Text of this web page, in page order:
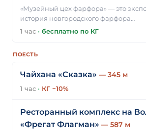
«Музейный цех фарфора» — это
история новгородского фарфора…
1 час · бесплатно по КГ
ПОЕСТЬ
Чайхана «Сказка» — 345 м
1 час · КГ −10%
Ресторанный комплекс на
«Фрегат Флагман» — 587 м